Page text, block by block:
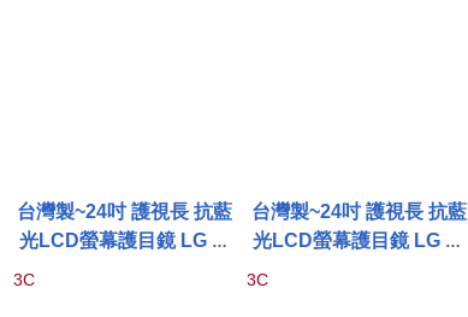
台灣製~24吋 護視長 抗藍
光LCD螢幕護目鏡 LG 系
列 24MP67HQ-
3C
台灣製~24吋 護視長 抗藍
光LCD螢幕護目鏡 LG 系
列 24MP68VQ-
3C